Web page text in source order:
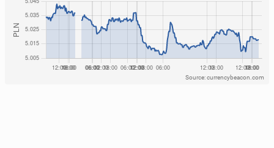
Source: currencybeacon.com